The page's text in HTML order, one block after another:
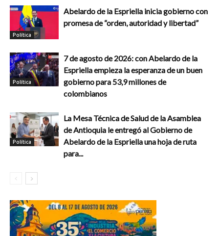
Política
Abelardo de la Espriella inicia gobierno con
promesa de “orden, autoridad y libertad”
Política
7 de agosto de 2026: con Abelardo de la
Espriella empieza la esperanza de un buen
gobierno para 53,9 millones de
colombianos
Política
La Mesa Técnica de Salud de la Asamblea
de Antioquia le entregó al Gobierno de
Abelardo de la Espriella una hoja de ruta
para...